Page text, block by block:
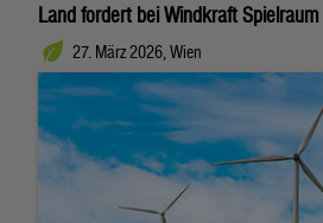
Land fordert bei Windkraft Spielraum
27. März 2026, Wien